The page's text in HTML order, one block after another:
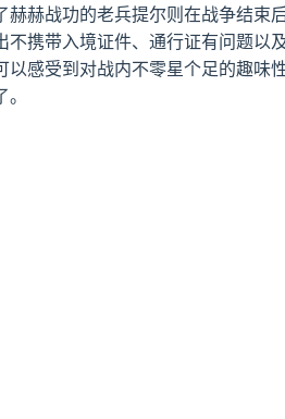
赫战功的老兵提尔则在战争结束
携带入境证件、通行证有问题以
感受到对战内不零星个足的趣味